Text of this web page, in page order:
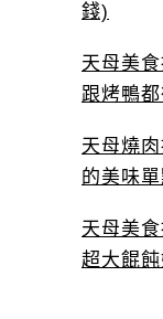
錢)
天母美
跟烤鴨
天母燒
的美味
天母美
超大餛